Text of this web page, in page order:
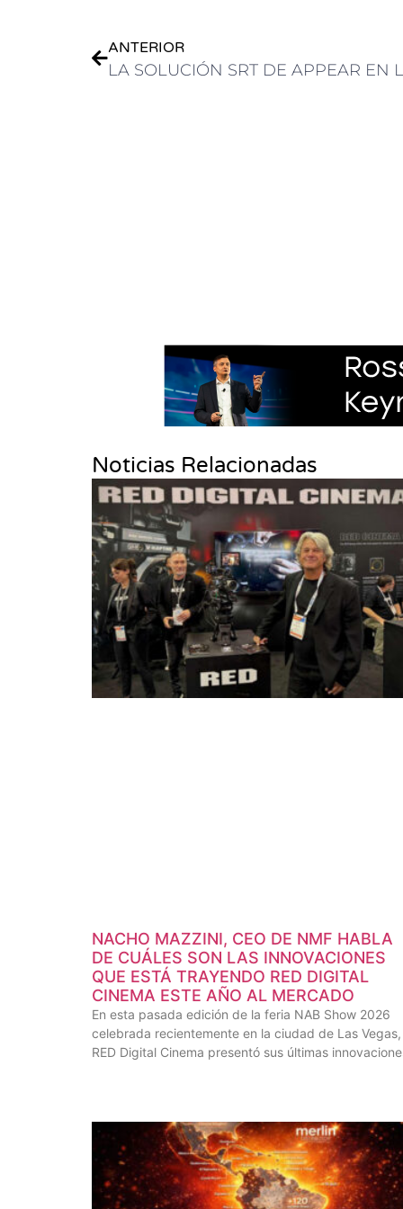
ANTERIOR
Noticias Relacionadas
NACHO MAZZINI, CEO DE NMF HABLA
DE CUÁLES SON LAS INNOVACIONES
QUE ESTÁ TRAYENDO RED DIGITAL
CINEMA ESTE AÑO AL MERCADO
En esta pasada edición de la feria NAB Show 2026
celebrada recientemente en la ciudad de Las Vegas,
RED Digital Cinema presentó sus últimas